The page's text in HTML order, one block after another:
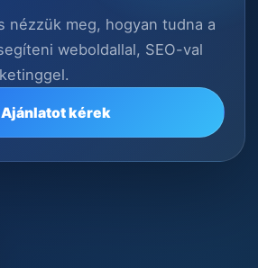
nézzük meg, hogyan tudna a
weboldallal, SEO-val
Ajánlatot kérek